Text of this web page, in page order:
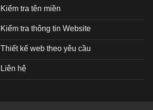
Kiểm tra tên miền
Kiểm tra thông tin Website
Thiết kế web theo yêu cầu
Liên hệ